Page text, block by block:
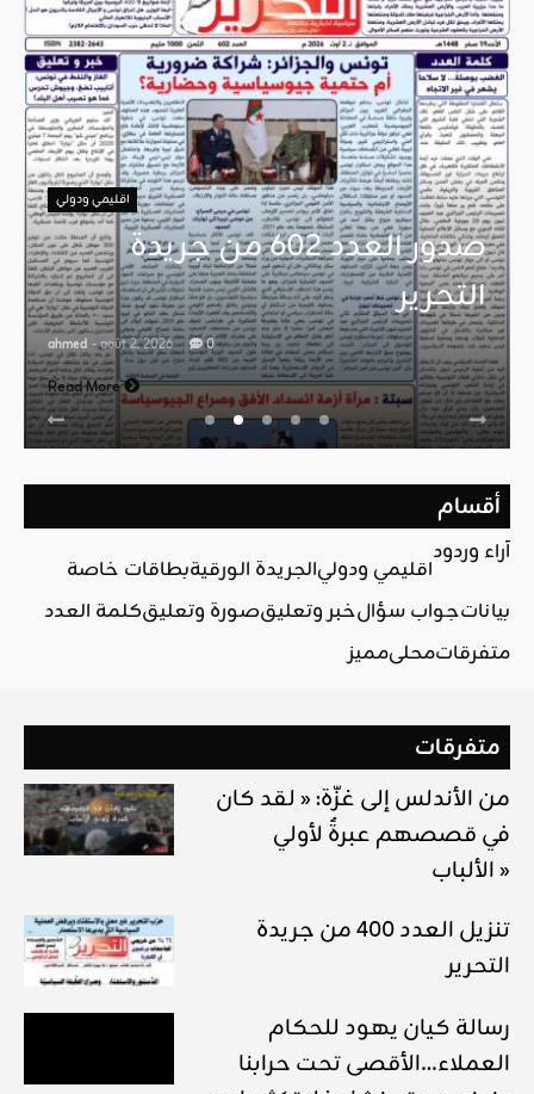
اقليمي ودولي
صدور العدد 602 من جريدة
التحرير
ahmed - août 2, 2026 0
Read More
أقسام
آراء وردود
اقليمي ودوليالجريدة الورقيةبطاقات خاصة
بياناتجواب سؤالخبر وتعليقصورة وتعليقكلمة العدد
متفرقاتمحليمميز
متفرقات
من الأندلس إلى غزّة: « لقد كان
في قصصهم عبرةٌ لأولي
الألباب »
تنزيل العدد 400 من جريدة
التحرير
رسالة كيان يهود للحكام
العملاء…الأقصى تحت حرابنا